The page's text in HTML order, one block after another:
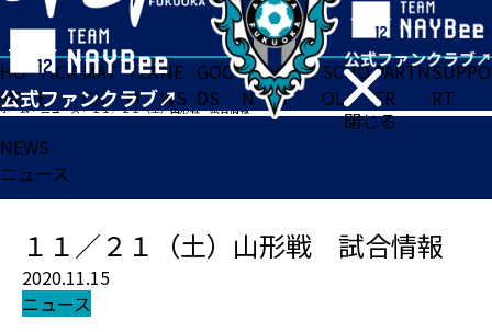
閉じる
HO
ME
TICK
ET
MAT
CH
TEA
M
NE
WS
GOO
DS
FA
N
ACADE
MY
SCHO
OL
PARTN
ER
SUPPO
RT
ホーム>ニュース>１１／２１（土）山形戦 試合情報
NEWS
ニュース
１１／２１（土）山形戦 試合情報
2020.11.15
ニュース